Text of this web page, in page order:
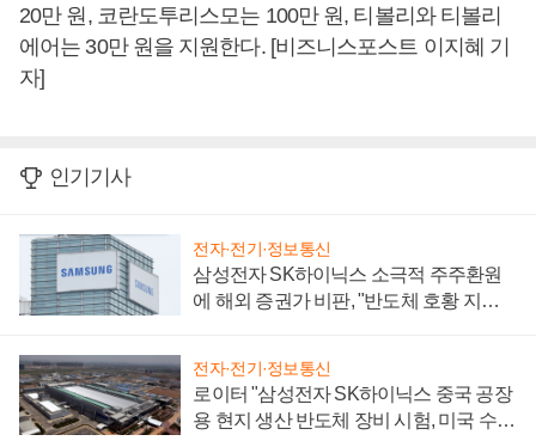
20만 원, 코란도투리스모는 100만 원, 티볼리와 티볼리
에어는 30만 원을 지원한다. [비즈니스포스트 이지혜 기
자]
인기기사
전자·전기·정보통신
삼성전자 SK하이닉스 소극적 주주환원
에 해외 증권가 비판, "반도체 호황 지속
전자·전기·정보통신
로이터 "삼성전자 SK하이닉스 중국 공장
용 현지 생산 반도체 장비 시험, 미국 수출